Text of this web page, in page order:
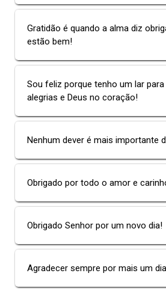
Gratidão é quando a alma diz
estão bem!
Sou feliz porque tenho um lar
alegrias e Deus no coração!
Nenhum dever é mais importante
Obrigado por todo o amor e
Obrigado Senhor por um novo dia!
Agradecer sempre por mais um